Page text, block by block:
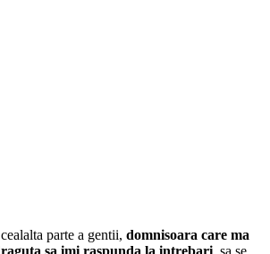
parte a gentii, domnisoara care ma